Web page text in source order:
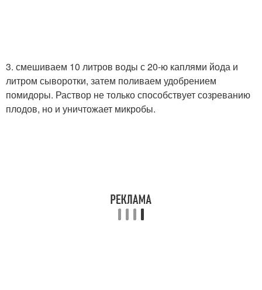
3. смешиваем 10 литров воды с 20-ю каплями йода и
литром сыворотки, затем поливаем удобрением
помидоры. Раствор не только способствует созреванию
плодов, но и уничтожает микробы.